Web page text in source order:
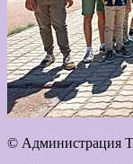
© Администрация